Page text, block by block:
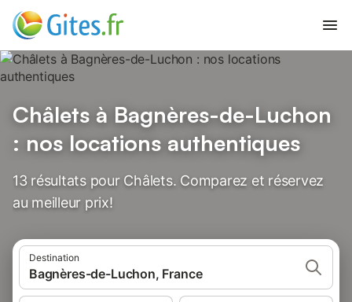
Châlets à Bagnères-de-Luchon
: nos locations authentiques
13 résultats pour Châlets. Comparez et réservez
au meilleur prix!
Destination
Bagnères-de-Luchon, France